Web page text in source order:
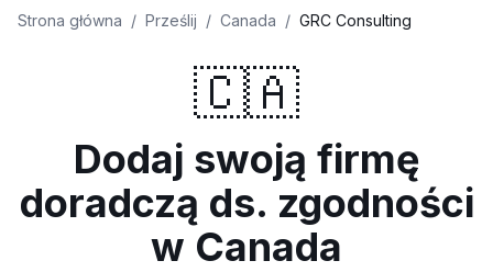
Strona główna / Prześlij / Canada / GRC Consulting
🇨🇦
Dodaj swoją firmę
doradczą ds. zgodności
w Canada